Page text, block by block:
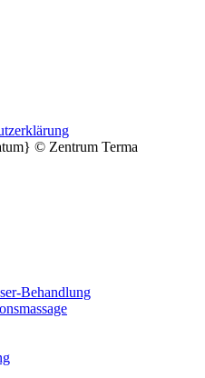
© Zentrum Terma
Behandlung